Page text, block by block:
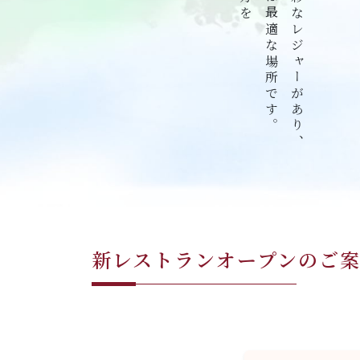
新レストランオープンのご